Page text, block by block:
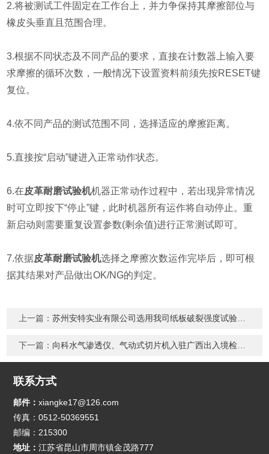
2.将被测试工件固定在工作台上，并力争保持其摩擦部位与
橡皮头垂直且范围合理。
3.根据不同状态及不同产品的要求，直接在计数器上输入要
求摩擦的循环次数，一般情况下设置资料前须先按RESET键
复位。
4.依不同产品的测试范围不同，选择适应的摩擦距离。
5.直接按“启动”键进入正常动作状态。
6.在皮革耐磨试验机机器正常动作过程中，若出现异常情况
时可立即按下“停止”键，此时机器所有运作将自动停止。重
新启动则需要重复设置参数(剩余值)进行正常测试即可。
7.依据皮革耐磨试验机选择之摩擦次数运作完毕后，即可根
据其结果对产品做出OK/NG的判定。
上一篇：苏州安特实业有限公司选用我司纸板破裂强度试验机！
下一篇： 向科水气渗透仪、气动式切片机入驻广西出入境检验检疫局
联系方式
邮件：xiangke17@126.com
传真：0512-50369551
邮编：215300
地址：江苏省昆山市周市镇金茂路777